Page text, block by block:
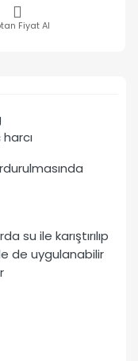
Fiyat Al
su ile karıştırılıp
de uygulanabilir